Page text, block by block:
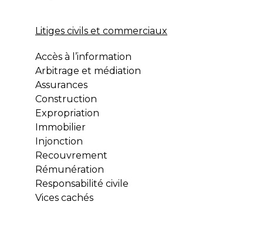
Litiges civils et commerciaux
Accès à l’information
Arbitrage et médiation
Assurances
Construction
Expropriation
Immobilier
Injonction
Recouvrement
Rémunération
Responsabilité civile
Vices cachés